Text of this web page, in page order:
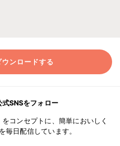
ンロードする
式SNSをフォロー
コンセプトに、簡単においしく
毎日配信しています。